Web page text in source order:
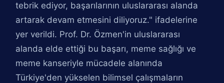
tebrik ediyor, başarılarının uluslararası alanda
artarak devam etmesini diliyoruz." ifadelerine
yer verildi. Prof. Dr. Özmen'in uluslararası
alanda elde ettiği bu başarı, meme sağlığı ve
meme kanseriyle mücadele alanında
Türkiye'den yükselen bilimsel çalışmaların